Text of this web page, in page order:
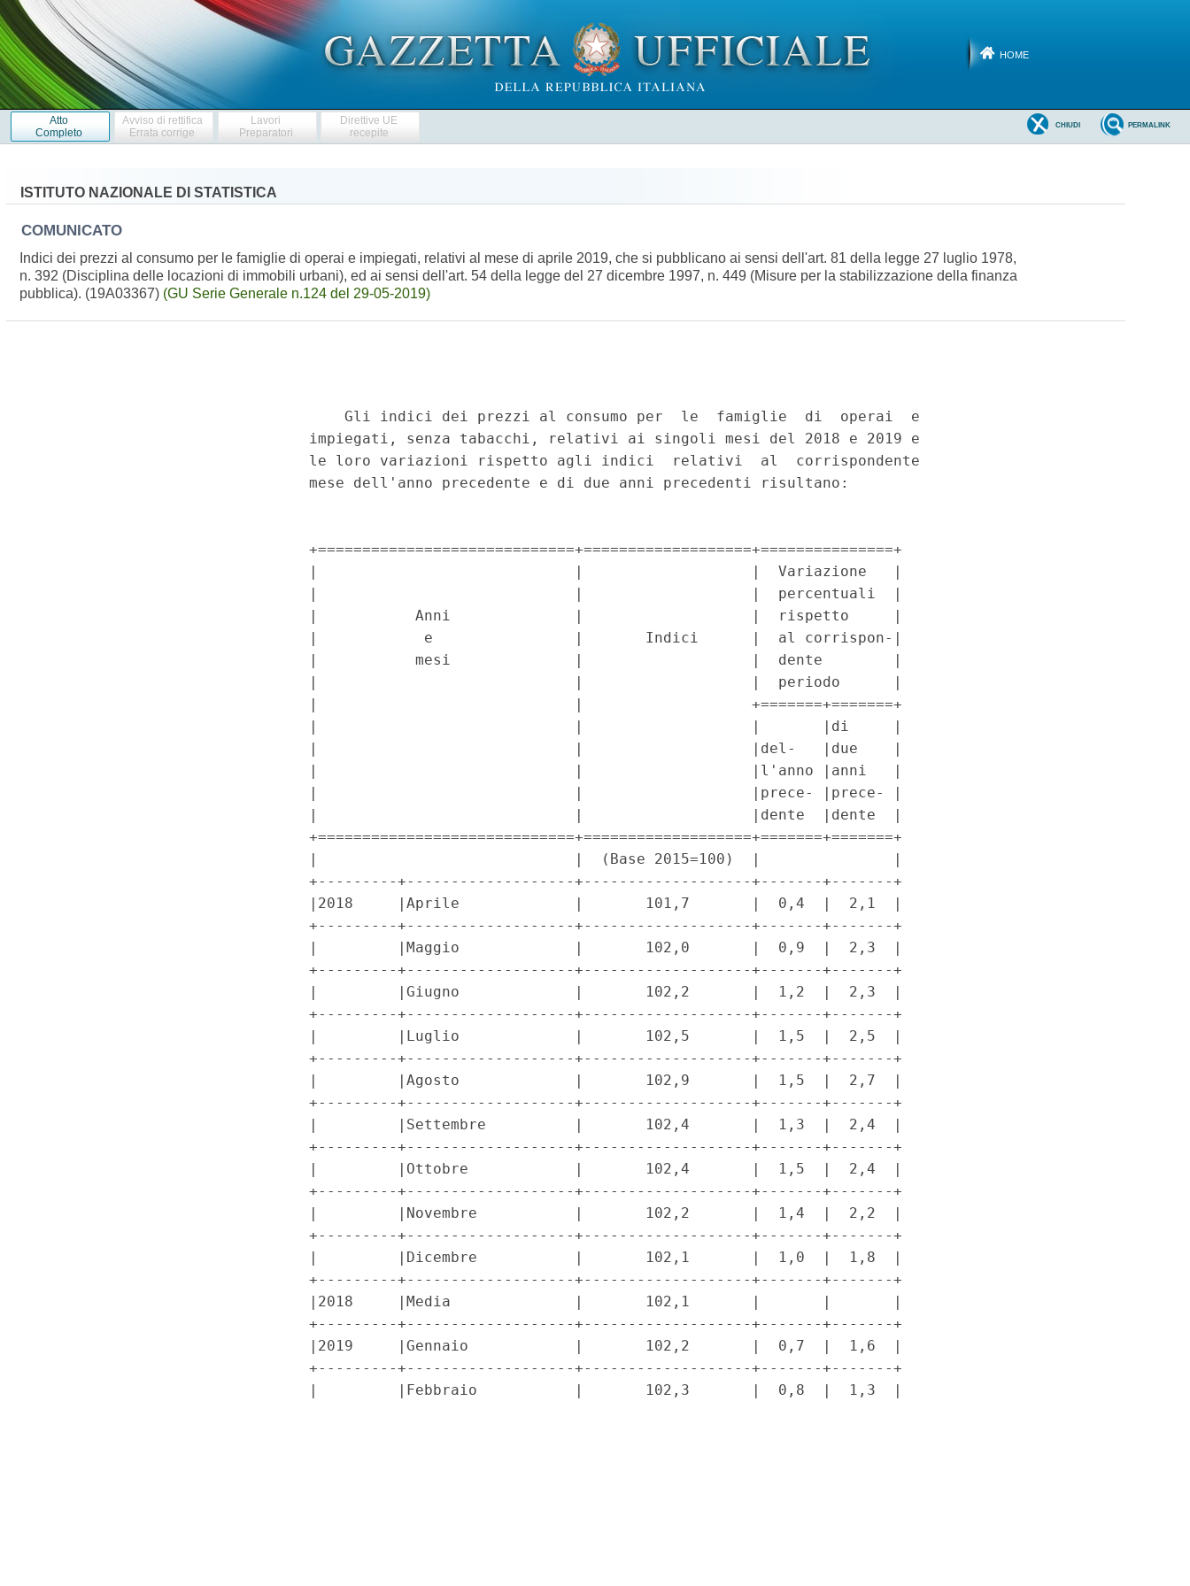
HOME
Atto
Completo
Avviso di rettifica
Errata corrige
Lavori
Preparatori
Direttive UE
recepite
PERMALINK
CHIUDI
ISTITUTO NAZIONALE DI STATISTICA
COMUNICATO
Indici dei prezzi al consumo per le famiglie di operai e impiegati, relativi al mese di aprile 2019, che si pubblicano ai sensi dell'art. 81 della legge 27 luglio 1978,
n. 392 (Disciplina delle locazioni di immobili urbani), ed ai sensi dell'art. 54 della legge del 27 dicembre 1997, n. 449 (Misure per la stabilizzazione della finanza
pubblica). (19A03367) (GU Serie Generale n.124 del 29-05-2019)